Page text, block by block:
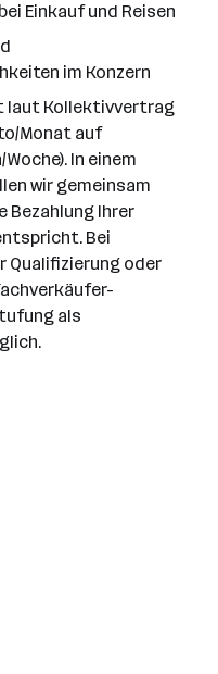
Einkauf und Reisen
im Konzern
laut Kollektivvertrag
Monat auf
In einem
wir gemeinsam
Bezahlung Ihrer
Bei
Qualifizierung oder
als